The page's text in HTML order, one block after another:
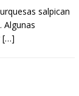
salpican
Algunas
[…]